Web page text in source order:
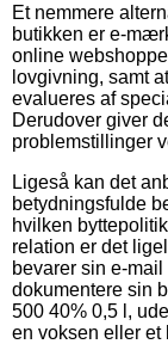
Et nemmere
butikken er e-
online
lovgivning, samt
evalueres af
Derudover giver
problemstillinger
Ligeså kan det
betydningsfulde
hvilken
relation er det
bevarer sin e-
dokumentere sin
500 40% 0,5 l,
en voksen eller et